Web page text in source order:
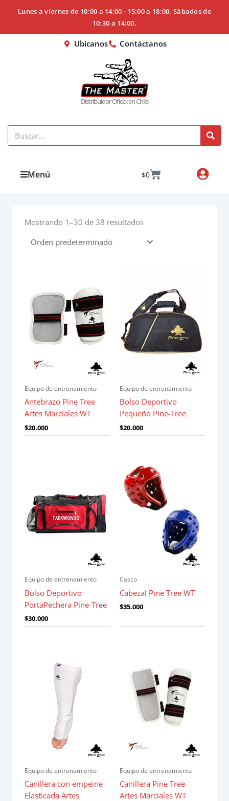
Lunes a viernes de 10:00 a 14:00 - 15:00 a 18:00. Sábados de
10:30 a 14:00.
Ubícanos Contáctanos
Distribuidor Oficial en Chile
Menú $0Cart
Mostrando 1–30 de 38 resultados
Equipo de entrenamiento
Antebrazo Pine Tree
Artes Marciales WT
$20.000
Equipo de entrenamiento
Bolso Deportivo
Pequeño Pine-Tree
$20.000
Equipo de entrenamiento
Bolso Deportivo
PortaPechera Pine-Tree
$30.000
Casco
Cabezal Pine Tree WT
$35.000
Equipo de entrenamiento
Canillera con empeine
Elasticada Artes
Equipo de entrenamiento
Canillera Pine Tree
Artes Marciales WT